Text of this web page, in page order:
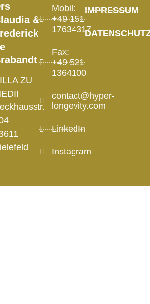
&
ZU
Mobil:
+49 151
17634317
Fax:
+49 521
1364100
contact@hyper-
longevity.com
LinkedIn
Instagram
IMPRESSUM